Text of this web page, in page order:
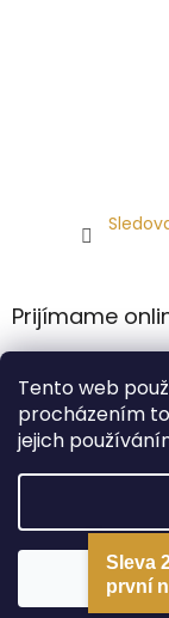
Tento web
procházením
jejich
Prijímame
Copyright
Sleva
první